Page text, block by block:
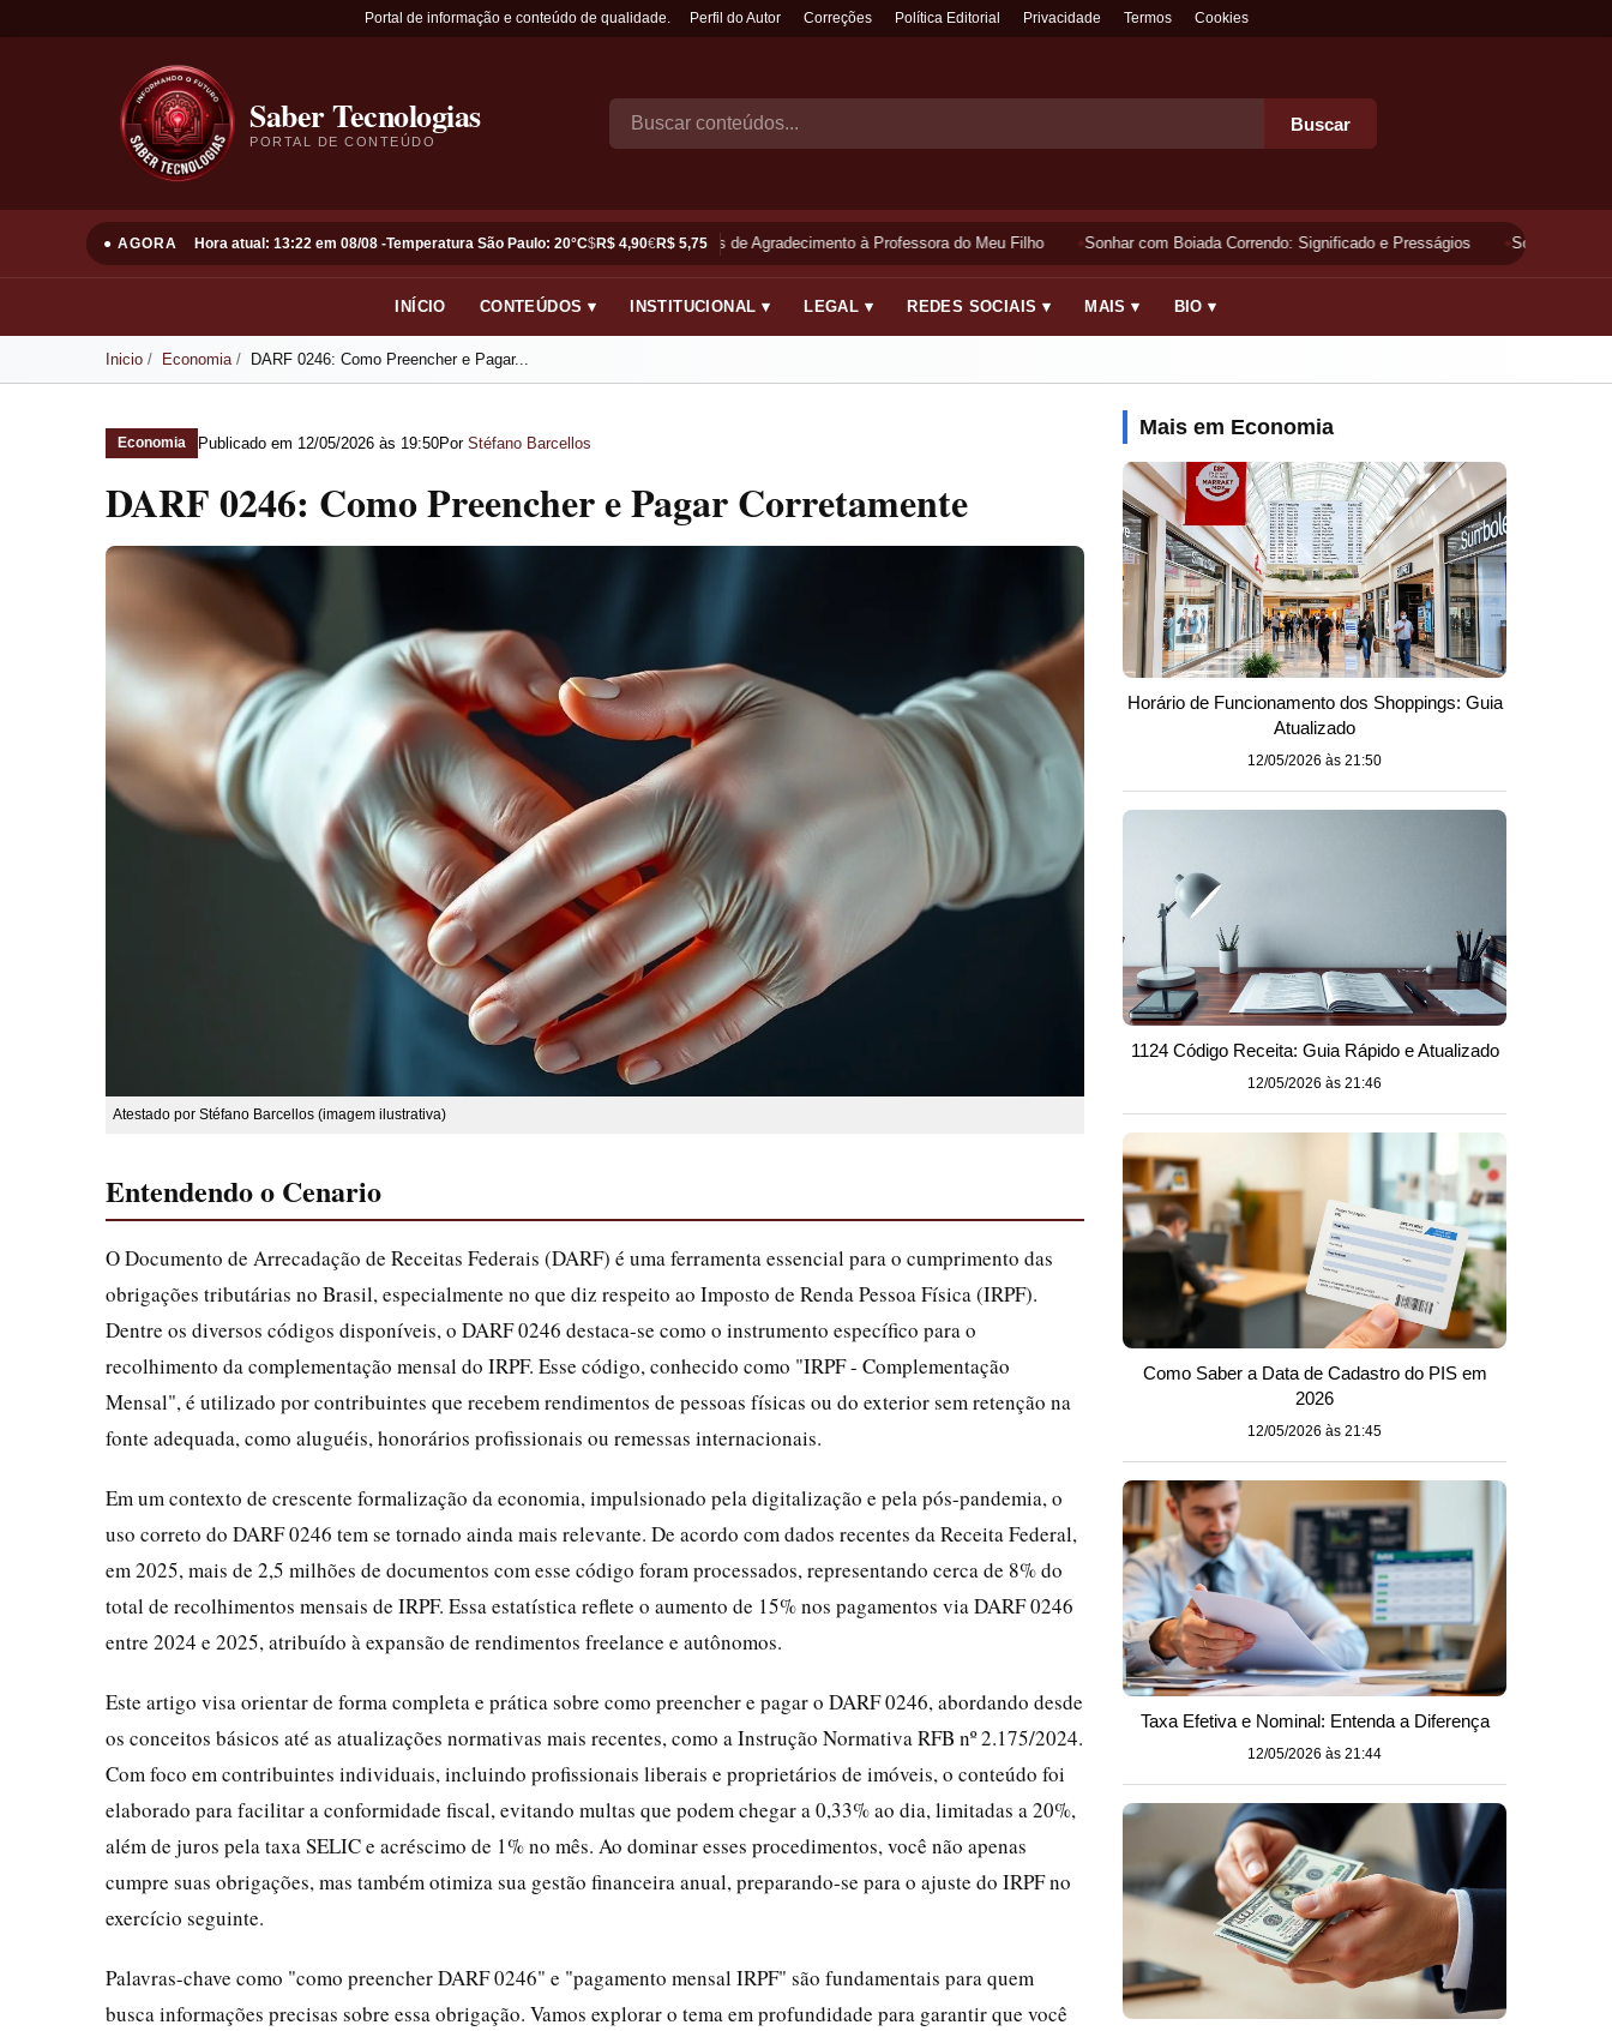
Portal de informação e conteúdo de qualidade. Perfil do Autor Correções Política Editorial Privacidade Termos Cookies
Saber Tecnologias
PORTAL DE CONTEÚDO
Buscar
● AGORA Hora atual: 13:22 em 08/08 -Temperatura São Paulo: 20°C$R$ 4,90€R$ 5,75
Frases de Agradecimento à Professora do Meu Filho Sonhar com Boiada Correndo: Significado e Presságios Sonhar
INÍCIO CONTEÚDOS ▾ INSTITUCIONAL ▾ LEGAL ▾ REDES SOCIAIS ▾ MAIS ▾ BIO ▾
Inicio Economia DARF 0246: Como Preencher e Pagar...
Economia Publicado em 12/05/2026 às 19:50Por Stéfano Barcellos
DARF 0246: Como Preencher e Pagar Corretamente
Atestado por Stéfano Barcellos (imagem ilustrativa)
Entendendo o Cenario
O Documento de Arrecadação de Receitas Federais (DARF) é uma ferramenta essencial para o cumprimento das
obrigações tributárias no Brasil, especialmente no que diz respeito ao Imposto de Renda Pessoa Física (IRPF).
Dentre os diversos códigos disponíveis, o DARF 0246 destaca-se como o instrumento específico para o
recolhimento da complementação mensal do IRPF. Esse código, conhecido como "IRPF - Complementação
Mensal", é utilizado por contribuintes que recebem rendimentos de pessoas físicas ou do exterior sem retenção na
fonte adequada, como aluguéis, honorários profissionais ou remessas internacionais.
Em um contexto de crescente formalização da economia, impulsionado pela digitalização e pela pós-pandemia, o
uso correto do DARF 0246 tem se tornado ainda mais relevante. De acordo com dados recentes da Receita Federal,
em 2025, mais de 2,5 milhões de documentos com esse código foram processados, representando cerca de 8% do
total de recolhimentos mensais de IRPF. Essa estatística reflete o aumento de 15% nos pagamentos via DARF 0246
entre 2024 e 2025, atribuído à expansão de rendimentos freelance e autônomos.
Este artigo visa orientar de forma completa e prática sobre como preencher e pagar o DARF 0246, abordando desde
os conceitos básicos até as atualizações normativas mais recentes, como a Instrução Normativa RFB nº 2.175/2024.
Com foco em contribuintes individuais, incluindo profissionais liberais e proprietários de imóveis, o conteúdo foi
elaborado para facilitar a conformidade fiscal, evitando multas que podem chegar a 0,33% ao dia, limitadas a 20%,
além de juros pela taxa SELIC e acréscimo de 1% no mês. Ao dominar esses procedimentos, você não apenas
cumpre suas obrigações, mas também otimiza sua gestão financeira anual, preparando-se para o ajuste do IRPF no
exercício seguinte.
Palavras-chave como "como preencher DARF 0246" e "pagamento mensal IRPF" são fundamentais para quem
busca informações precisas sobre essa obrigação. Vamos explorar o tema em profundidade para garantir que você
Mais em Economia
Horário de Funcionamento dos Shoppings: Guia
Atualizado
12/05/2026 às 21:50
1124 Código Receita: Guia Rápido e Atualizado
12/05/2026 às 21:46
Como Saber a Data de Cadastro do PIS em
2026
12/05/2026 às 21:45
Taxa Efetiva e Nominal: Entenda a Diferença
12/05/2026 às 21:44